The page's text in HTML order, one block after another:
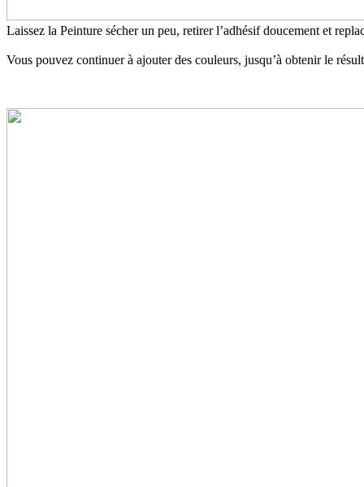
Laissez la Peinture sécher un peu, retirer l’adhésif doucement et
Vous pouvez continuer à ajouter des couleurs, jusqu’à obtenir le